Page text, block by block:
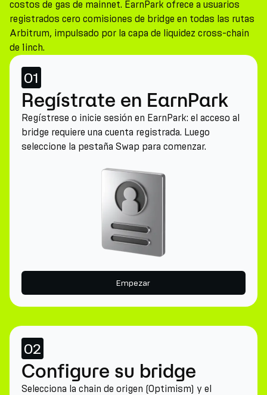
costos de gas de mainnet. EarnPark ofrece a usuarios
registrados cero comisiones de bridge en todas las rutas
Arbitrum, impulsado por la capa de liquidez cross-chain
de 1inch.
01
Regístrate en EarnPark
Regístrese o inicie sesión en EarnPark: el acceso al
bridge requiere una cuenta registrada. Luego
seleccione la pestaña Swap para comenzar.
Empezar
02
Configure su bridge
Selecciona la chain de origen (Optimism) y el